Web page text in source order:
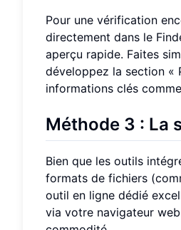
Pour une vérification
directement dans le
aperçu rapide. Faites
développez la section «
informations clés
Méthode 3 : La
Bien que les outils
formats de fichiers
outil en ligne dédié
via votre navigateur